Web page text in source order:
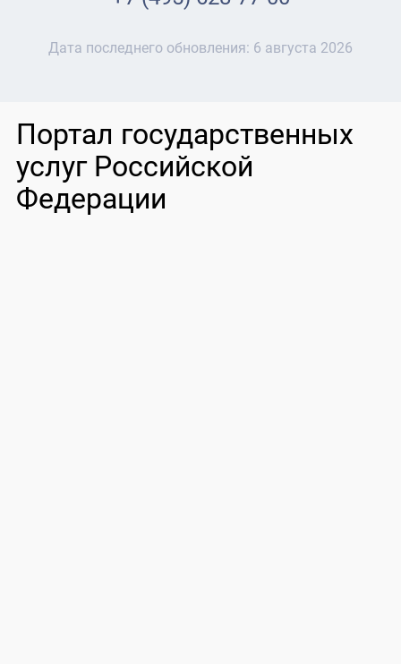
Дата последнего обновления: 6 августа 2026
Портал государственных
услуг Российской
Федерации